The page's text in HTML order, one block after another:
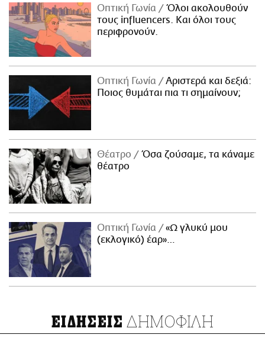
Οπτική Γωνία
Όλοι ακολουθούν
τους influencers. Και όλοι τους
περιφρονούν.
Οπτική Γωνία
Αριστερά και δεξιά:
Ποιος θυμάται πια τι σημαίνουν;
Θέατρο
Όσα ζούσαμε, τα κάναμε
θέατρο
Οπτική Γωνία
«Ω γλυκύ μου
(εκλογικό) έαρ»…
ΕΙΔΗΣΕΙΣ ΔΗΜΟΦΙΛΗ